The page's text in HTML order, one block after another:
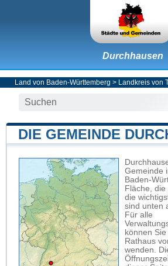
Durchhausen
Land von Baden-Württemberg > Landkreis von
DIE GEMEINDE
Gemeinde
Baden-
Fläche, die
die
sind unten
Für alle
können
Rathaus
wenden.